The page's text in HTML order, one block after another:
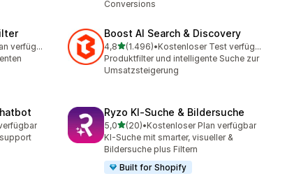
Conversions
Kostenloser Plan verfügbar
Boost AI Search & Discovery
4,8von 5 Sternen
(1.496)
1496 Rezensionen insgesamt
•
Kostenloser Test verfügbar
Produktfilter und intelligente Suche zur
Umsatzsteigerung
Ryzo KI‑Suche & Bildersuche
5,0von 5 Sternen
(20)
20 Rezensionen insgesamt
•Kostenloser Plan verfügbar
KI-Suche mit smarter, visueller &
Bildersuche plus Filtern
Built for Shopify